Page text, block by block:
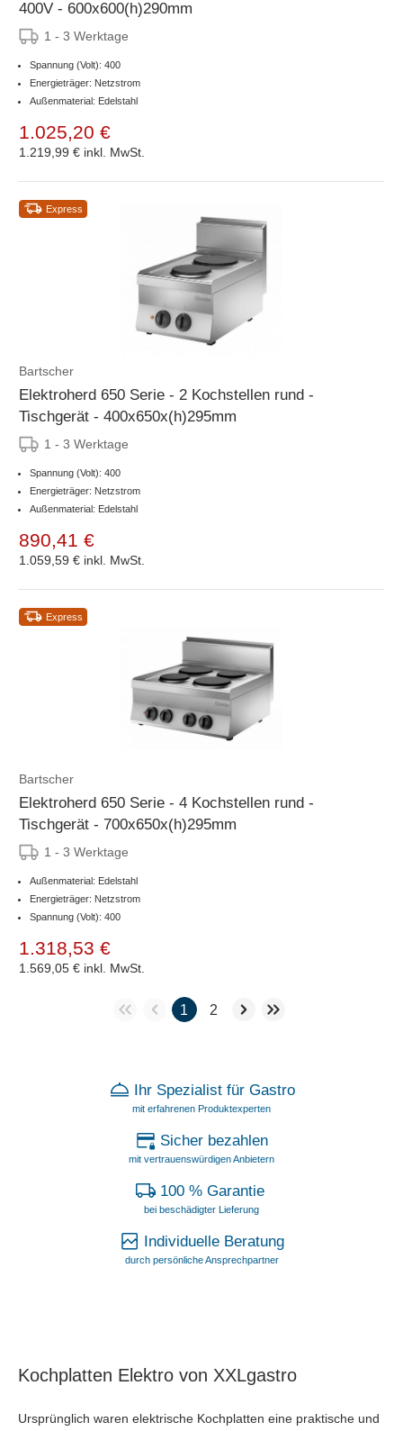
400V - 600x600(h)290mm
1 - 3 Werktage
Spannung (Volt): 400
Energieträger: Netzstrom
Außenmaterial: Edelstahl
1.025,20 €
1.219,99 € inkl. MwSt.
Express
Bartscher
Elektroherd 650 Serie - 2 Kochstellen rund -
Tischgerät - 400x650x(h)295mm
1 - 3 Werktage
Spannung (Volt): 400
Energieträger: Netzstrom
Außenmaterial: Edelstahl
890,41 €
1.059,59 € inkl. MwSt.
Express
Bartscher
Elektroherd 650 Serie - 4 Kochstellen rund -
Tischgerät - 700x650x(h)295mm
1 - 3 Werktage
Außenmaterial: Edelstahl
Energieträger: Netzstrom
Spannung (Volt): 400
1.318,53 €
1.569,05 € inkl. MwSt.
1 2
Ihr Spezialist für Gastro
mit erfahrenen Produktexperten
Sicher bezahlen
mit vertrauenswürdigen Anbietern
100 % Garantie
bei beschädigter Lieferung
Individuelle Beratung
durch persönliche Ansprechpartner
Kochplatten Elektro von XXLgastro
Ursprünglich waren elektrische Kochplatten eine praktische und